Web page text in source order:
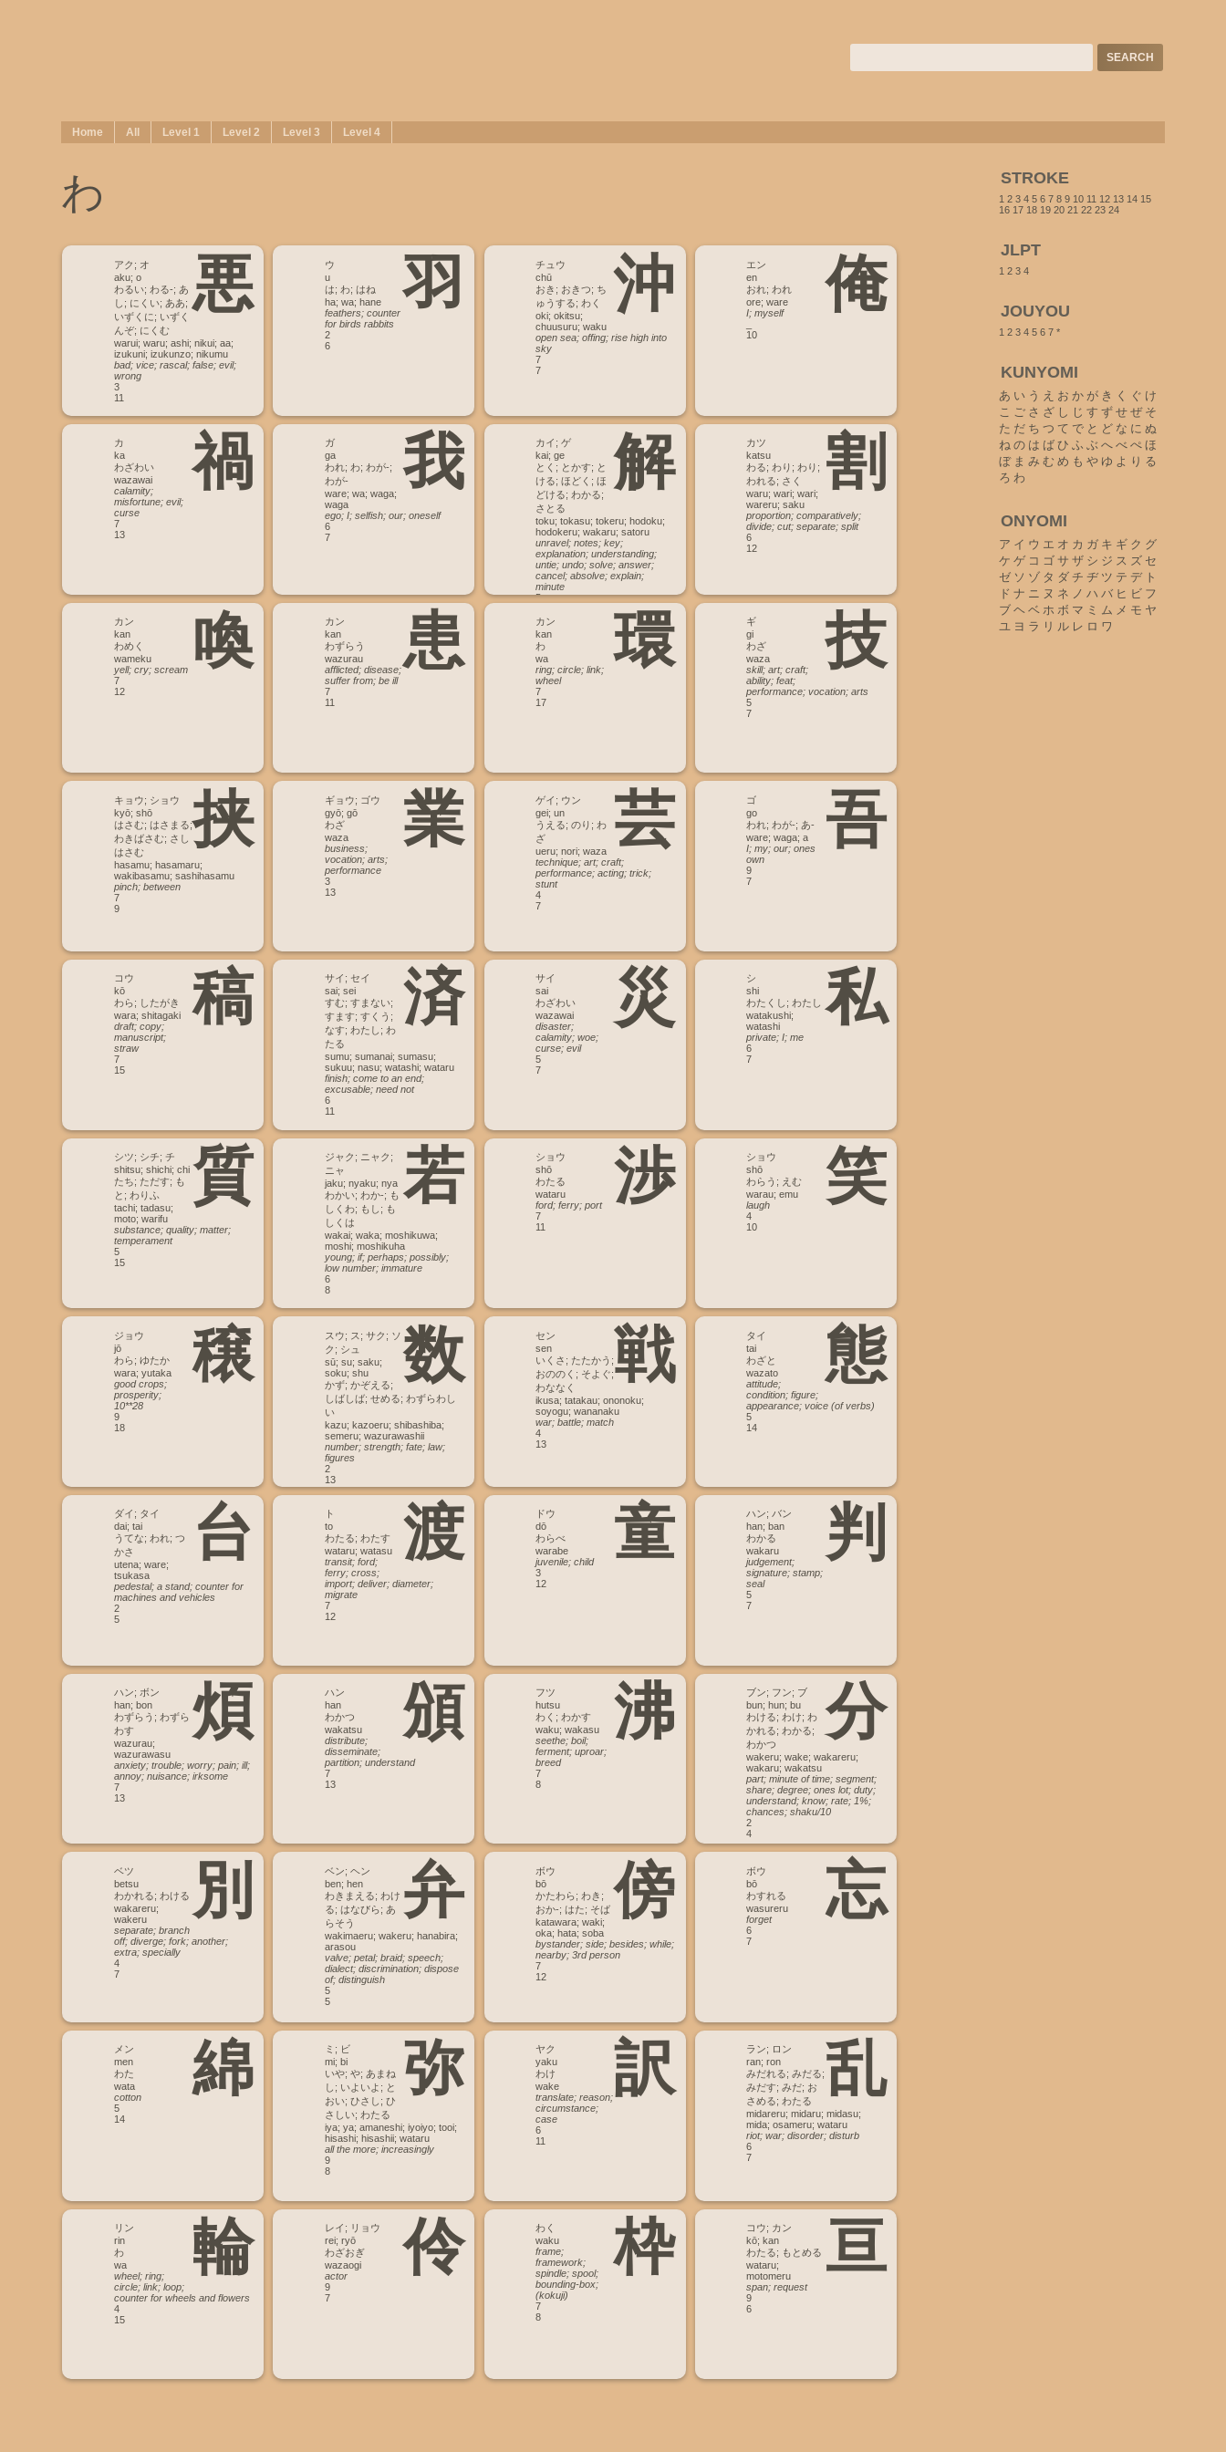
Home All Level 1 Level 2 Level 3 Level 4
わ
悪
アク; オ
aku; o
わるい; わる-; あ
し; にくい; ああ;
いずくに; いずく
んぞ; にくむ
warui; waru; ashi; nikui; aa;
izukuni; izukunzo; nikumu
bad; vice; rascal; false; evil;
wrong
3
11
羽
ウ
u
は; わ; はね
ha; wa; hane
feathers; counter
for birds rabbits
2
6
沖
チュウ
chū
おき; おきつ; ち
ゅうする; わく
oki; okitsu;
chuusuru; waku
open sea; offing; rise high into
sky
7
7
俺
エン
en
おれ; われ
ore; ware
I; myself
10
禍
カ
ka
わざわい
wazawai
calamity;
misfortune; evil;
curse
7
13
我
ガ
ga
われ; わ; わが-;
わが-
ware; wa; waga;
waga
ego; I; selfish; our; oneself
6
7
解
カイ; ゲ
kai; ge
とく; とかす; と
ける; ほどく; ほ
どける; わかる;
さとる
toku; tokasu; tokeru; hodoku;
hodokeru; wakaru; satoru
unravel; notes; key;
explanation; understanding;
untie; undo; solve; answer;
cancel; absolve; explain;
minute
5
割
カツ
katsu
わる; わり; わり;
われる; さく
waru; wari; wari;
wareru; saku
proportion; comparatively;
divide; cut; separate; split
6
12
喚
カン
kan
わめく
wameku
yell; cry; scream
7
12
患
カン
kan
わずらう
wazurau
afflicted; disease;
suffer from; be ill
7
11
環
カン
kan
わ
wa
ring; circle; link;
wheel
7
17
技
ギ
gi
わざ
waza
skill; art; craft;
ability; feat;
performance; vocation; arts
5
7
挟
キョウ; ショウ
kyō; shō
はさむ; はさまる;
わきばさむ; さし
はさむ
hasamu; hasamaru;
wakibasamu; sashihasamu
pinch; between
7
9
業
ギョウ; ゴウ
gyō; gō
わざ
waza
business;
vocation; arts;
performance
3
13
芸
ゲイ; ウン
gei; un
うえる; のり; わ
ざ
ueru; nori; waza
technique; art; craft;
performance; acting; trick;
stunt
4
7
吾
ゴ
go
われ; わが-; あ-
ware; waga; a
I; my; our; ones
own
9
7
稿
コウ
kō
わら; したがき
wara; shitagaki
draft; copy;
manuscript;
straw
7
15
済
サイ; セイ
sai; sei
すむ; すまない;
すます; すくう;
なす; わたし; わ
たる
sumu; sumanai; sumasu;
sukuu; nasu; watashi; wataru
finish; come to an end;
excusable; need not
6
11
災
サイ
sai
わざわい
wazawai
disaster;
calamity; woe;
curse; evil
5
7
私
シ
shi
わたくし; わたし
watakushi;
watashi
private; I; me
6
7
質
シツ; シチ; チ
shitsu; shichi; chi
たち; ただす; も
と; わりふ
tachi; tadasu;
moto; warifu
substance; quality; matter;
temperament
5
15
若
ジャク; ニャク;
ニャ
jaku; nyaku; nya
わかい; わか-; も
しくわ; もし; も
しくは
wakai; waka; moshikuwa;
moshi; moshikuha
young; if; perhaps; possibly;
low number; immature
6
8
渉
ショウ
shō
わたる
wataru
ford; ferry; port
7
11
笑
ショウ
shō
わらう; えむ
warau; emu
laugh
4
10
穣
ジョウ
jō
わら; ゆたか
wara; yutaka
good crops;
prosperity;
10**28
9
18
数
スウ; ス; サク; ソ
ク; シュ
sū; su; saku;
soku; shu
かず; かぞえる;
しばしば; せめる; わずらわし
い
kazu; kazoeru; shibashiba;
semeru; wazurawashii
number; strength; fate; law;
figures
2
13
戦
セン
sen
いくさ; たたかう;
おののく; そよぐ;
わななく
ikusa; tatakau; ononoku;
soyogu; wananaku
war; battle; match
4
13
態
タイ
tai
わざと
wazato
attitude;
condition; figure;
appearance; voice (of verbs)
5
14
台
ダイ; タイ
dai; tai
うてな; われ; つ
かさ
utena; ware;
tsukasa
pedestal; a stand; counter for
machines and vehicles
2
5
渡
ト
to
わたる; わたす
wataru; watasu
transit; ford;
ferry; cross;
import; deliver; diameter;
migrate
7
12
童
ドウ
dō
わらべ
warabe
juvenile; child
3
12
判
ハン; バン
han; ban
わかる
wakaru
judgement;
signature; stamp;
seal
5
7
煩
ハン; ボン
han; bon
わずらう; わずら
わす
wazurau;
wazurawasu
anxiety; trouble; worry; pain; ill;
annoy; nuisance; irksome
7
13
頒
ハン
han
わかつ
wakatsu
distribute;
disseminate;
partition; understand
7
13
沸
フツ
hutsu
わく; わかす
waku; wakasu
seethe; boil;
ferment; uproar;
breed
7
8
分
ブン; フン; ブ
bun; hun; bu
わける; わけ; わ
かれる; わかる;
わかつ
wakeru; wake; wakareru;
wakaru; wakatsu
part; minute of time; segment;
share; degree; ones lot; duty;
understand; know; rate; 1%;
chances; shaku/10
2
4
別
ベツ
betsu
わかれる; わける
wakareru;
wakeru
separate; branch
off; diverge; fork; another;
extra; specially
4
7
弁
ベン; ヘン
ben; hen
わきまえる; わけ
る; はなびら; あ
らそう
wakimaeru; wakeru; hanabira;
arasou
valve; petal; braid; speech;
dialect; discrimination; dispose
of; distinguish
5
5
傍
ボウ
bō
かたわら; わき;
おか-; はた; そば
katawara; waki;
oka; hata; soba
bystander; side; besides; while;
nearby; 3rd person
7
12
忘
ボウ
bō
わすれる
wasureru
forget
6
7
綿
メン
men
わた
wata
cotton
5
14
弥
ミ; ビ
mi; bi
いや; や; あまね
し; いよいよ; と
おい; ひさし; ひ
さしい; わたる
iya; ya; amaneshi; iyoiyo; tooi;
hisashi; hisashii; wataru
all the more; increasingly
9
8
訳
ヤク
yaku
わけ
wake
translate; reason;
circumstance;
case
6
11
乱
ラン; ロン
ran; ron
みだれる; みだる;
みだす; みだ; お
さめる; わたる
midareru; midaru; midasu;
mida; osameru; wataru
riot; war; disorder; disturb
6
7
輪
リン
rin
わ
wa
wheel; ring;
circle; link; loop;
counter for wheels and flowers
4
15
伶
レイ; リョウ
rei; ryō
わざおぎ
wazaogi
actor
9
7
枠
わく
waku
frame;
framework;
spindle; spool;
bounding-box;
(kokuji)
7
8
亘
コウ; カン
kō; kan
わたる; もとめる
wataru;
motomeru
span; request
9
6
STROKE
1 2 3 4 5 6 7 8 9 10 11 12 13 14 15
16 17 18 19 20 21 22 23 24
JLPT
1 2 3 4
JOUYOU
1 2 3 4 5 6 7 *
KUNYOMI
あ い う え お か が き く ぐ け
こ ご さ ざ し じ す ず せ ぜ そ
た だ ち つ て で と ど な に ぬ
ね の は ば ひ ふ ぶ へ べ ぺ ほ
ぼ ま み む め も や ゆ よ り る
ろ わ
ONYOMI
ア イ ウ エ オ カ ガ キ ギ ク グ
ケ ゲ コ ゴ サ ザ シ ジ ス ズ セ
ゼ ソ ゾ タ ダ チ ヂ ツ テ デ ト
ド ナ ニ ヌ ネ ノ ハ バ ヒ ビ フ
ブ ヘ ベ ホ ボ マ ミ ム メ モ ヤ
ユ ヨ ラ リ ル レ ロ ワ